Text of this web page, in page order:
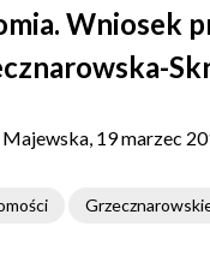
Wniosek
19 marzec